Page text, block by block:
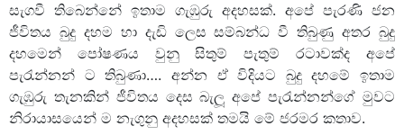
සැගවී තිබෙන්නේ ඉතාම ගැඹුරු අදහසක්. අපේ පැරණි ජන
ජීවිතය බුදු දහම හා දැඩි ලෙස සම්බන්ධ වී තිබුණු අතර බුදු
දහමෙන් පෝෂණය වුනු සිතුම් පැතුම් රටාවක්ද අපේ
පැරැන්නන් ට තිබුණා…. අන්න ඒ විදියට බුදු දහමේ ඉතාම
ගැඹුරු තැනකින් ජීවිතය දෙස බැලූ අපේ පැරැන්නන්ගේ මුවට
නිරායාසයෙන් ම නැගුනු අදහසක් තමයි මේ ජරමර කතාව.